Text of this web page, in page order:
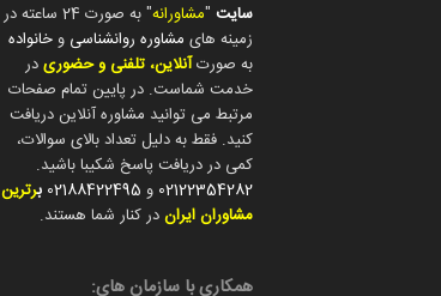
سایت "مشاورانه
" به صورت 24 ساعته در
زمینه های مشاوره روانشناسی و خانواده
به صورتآنلاین، تلفنی و حضوریدر
خدمت شماست. در پایین تمام صفحات
مرتبط می توانید مشاوره آنلاین دریافت
کنید. فقط به دلیل تعداد بالای سوالات،
کمی در دریافت پاسخ شکیبا باشید.
02122354282 و 02188422495 برترین
مشاوران ایراندر کنار شما هستند.
همکاری با سازمان های: